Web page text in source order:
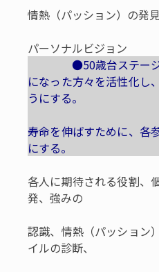
情熱（パッション）の発
パーソナルビジョン
●50歳台ステー
になった方々を活性化し
うにする。
寿命を伸ばすために、各
にする。
各人に期待される役割、
発、強みの
認識、情熱（パッション
イルの診断、